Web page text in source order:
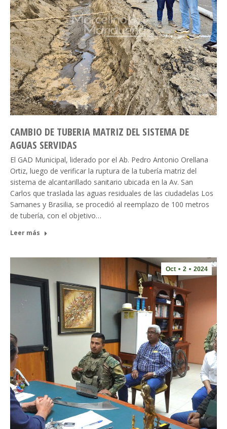
CAMBIO DE TUBERIA MATRIZ DEL SISTEMA DE
AGUAS SERVIDAS
El GAD Municipal, liderado por el Ab. Pedro Antonio Orellana
Ortiz, luego de verificar la ruptura de la tubería matriz del
sistema de alcantarillado sanitario ubicada en la Av. San
Carlos que traslada las aguas residuales de las ciudadelas Los
Samanes y Brasilia, se procedió al reemplazo de 100 metros
de tubería, con el objetivo…
Leer más
Oct 2 2024